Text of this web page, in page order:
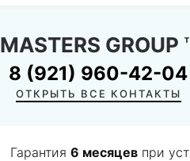
MASTERS GROUP
8 (921) 960-42-04
ОТКРЫТЬ ВСЕ КОНТАКТЫ
Гарантия6 месяцев при